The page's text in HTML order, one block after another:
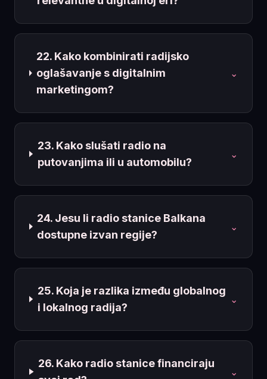
22. Kako kombinirati radijsko
oglašavanje s digitalnim
marketingom?
⌄
23. Kako slušati radio na
putovanjima ili u automobilu?
⌄
24. Jesu li radio stanice Balkana
dostupne izvan regije?
⌄
25. Koja je razlika između globalnog
i lokalnog radija?
⌄
26. Kako radio stanice financiraju
⌄